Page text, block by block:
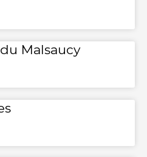
Malsaucy